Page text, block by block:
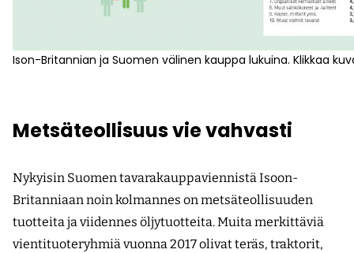
Ison-Britannian ja Suomen välinen kauppa lukuina. Klikkaa
Metsäteollisuus vie vahvasti
Nykyisin Suomen tavarakauppaviennistä Isoon-
Britanniaan noin kolmannes on metsäteollisuuden
tuotteita ja viidennes öljytuotteita. Muita merkittäviä
vientituoteryhmiä vuonna 2017 olivat teräs, traktorit,